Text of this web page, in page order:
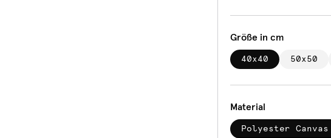
Größe in cm
40x40 50x50
Material
Polyester Canvas